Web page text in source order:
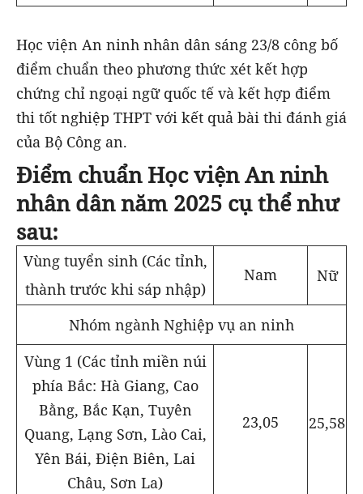
Học viện An ninh nhân dân sáng 23/8 công bố
điểm chuẩn theo phương thức xét kết hợp
chứng chỉ ngoại ngữ quốc tế và kết hợp điểm
thi tốt nghiệp THPT với kết quả bài thi đánh giá
của Bộ Công an.
Điểm chuẩn Học viện An ninh
nhân dân năm 2025 cụ thể như
sau:
Vùng tuyển sinh (Các tỉnh,
thành trước khi sáp nhập)
Nam Nữ
Nhóm ngành Nghiệp vụ an ninh
Vùng 1 (Các tỉnh miền núi
phía Bắc: Hà Giang, Cao
Bằng, Bắc Kạn, Tuyên
Quang, Lạng Sơn, Lào Cai,
Yên Bái, Điện Biên, Lai
Châu, Sơn La)
23,05 25,58